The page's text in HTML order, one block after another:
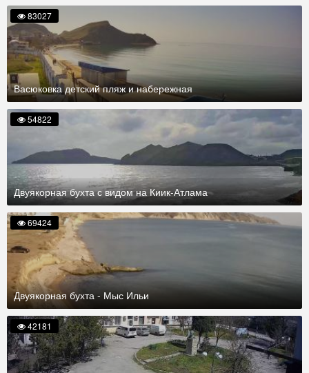
Васюковка детский пляж и набережная
83027
Двуякорная бухта с видом на Киик-Атлама
54822
Двуякорная бухта - Мыс Ильи
69424
42181